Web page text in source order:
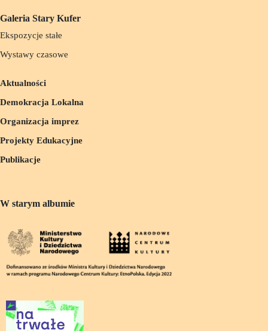
Galeria Stary Kufer
Ekspozycje stałe
Wystawy czasowe
Aktualności
Demokracja Lokalna
Organizacja imprez
Projekty Edukacyjne
Publikacje
W starym albumie